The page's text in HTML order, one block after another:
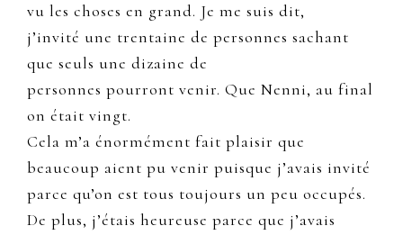
vu les choses en grand. Je me suis dit,
j’invité une trentaine de personnes sachant
que seuls une dizaine de
personnes pourront venir. Que Nenni, au final
on était vingt.
Cela m’a énormément fait plaisir que
beaucoup aient pu venir puisque j’avais invité
parce qu’on est tous toujours un peu occupés.
De plus, j’étais heureuse parce que j’avais